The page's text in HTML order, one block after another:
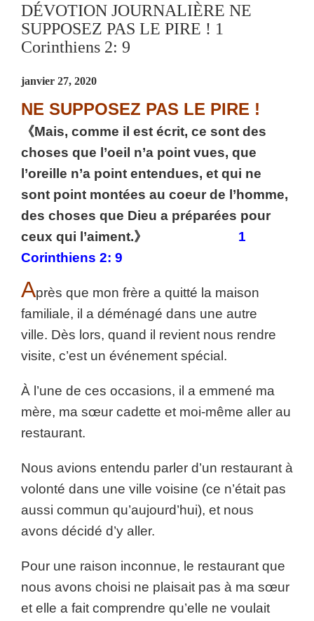
DÉVOTION JOURNALIÈRE NE
SUPPOSEZ PAS LE PIRE ! 1
Corinthiens 2: 9
janvier 27, 2020
NE SUPPOSEZ PAS LE PIRE !
《Mais, comme il est écrit, ce sont des
choses que l’oeil n’a point vues, que
l’oreille n’a point entendues, et qui ne
sont point montées au coeur de l’homme,
des choses que Dieu a préparées pour
ceux qui l’aiment.》 1
Corinthiens 2: 9
Après que mon frère a quitté la maison
familiale, il a déménagé dans une autre
ville. Dès lors, quand il revient nous rendre
visite, c’est un événement spécial.
À l’une de ces occasions, il a emmené ma
mère, ma sœur cadette et moi-même aller au
restaurant.
Nous avions entendu parler d’un restaurant à
volonté dans une ville voisine (ce n’était pas
aussi commun qu’aujourd’hui), et nous
avons décidé d’y aller.
Pour une raison inconnue, le restaurant que
nous avons choisi ne plaisait pas à ma sœur
et elle a fait comprendre qu’elle ne voulait